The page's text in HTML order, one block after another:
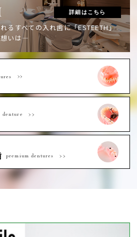
るすべての入れ歯に「ESTEETH」
いは―
詳細はこちら
denture
premium dentures